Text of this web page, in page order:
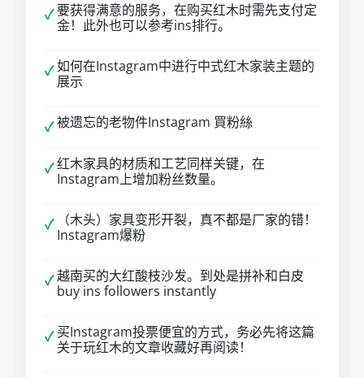
✓要获得满意的服务，在购买红木时需先支付定
金！此外也可以参考ins排行。
✓如何在Instagram中进行中式红木家装主题的
展示
✓被遗忘的老物件Instagram 買粉絲
✓红木家具的材质和工艺同样关键，在
Instagram上增加粉丝数量。
✓
（木头）家具变形开裂，真不都是厂家的错！
Instagram爆粉
✓越南买的大红酸枝沙发。到处是拼补和白皮
buy ins followers instantly
✓ 买Instagram投票便宜的方式，务必先将这篇
关于玩红木的文章收藏好再阅读！